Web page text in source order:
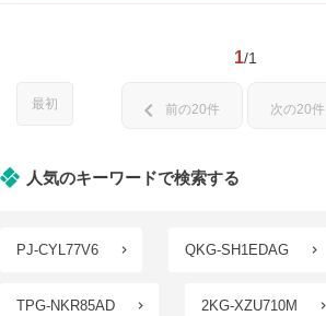
1/1
最初 chevron_left 前の20件 次の20件
人気のキーワードで検索する
PJ-CYL77V6 QKG-SH1EDAG
TPG-NKR85AD 2KG-XZU710M